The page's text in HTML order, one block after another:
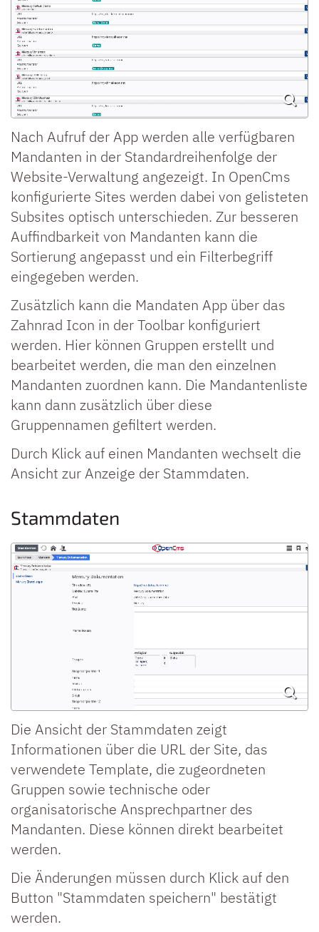
Nach Aufruf der App werden alle verfügbaren
Mandanten in der Standardreihenfolge der
Website-Verwaltung angezeigt. In OpenCms
konfigurierte Sites werden dabei von gelisteten
Subsites optisch unterschieden. Zur besseren
Auffindbarkeit von Mandanten kann die
Sortierung angepasst und ein Filterbegriff
eingegeben werden.
Zusätzlich kann die Mandaten App über das
Zahnrad Icon in der Toolbar konfiguriert
werden. Hier können Gruppen erstellt und
bearbeitet werden, die man den einzelnen
Mandanten zuordnen kann. Die Mandantenliste
kann dann zusätzlich über diese
Gruppennamen gefiltert werden.
Durch Klick auf einen Mandanten wechselt die
Ansicht zur Anzeige der Stammdaten.
Stammdaten
Die Ansicht der Stammdaten zeigt
Informationen über die URL der Site, das
verwendete Template, die zugeordneten
Gruppen sowie technische oder
organisatorische Ansprechpartner des
Mandanten. Diese können direkt bearbeitet
werden.
Die Änderungen müssen durch Klick auf den
Button "Stammdaten speichern" bestätigt
werden.